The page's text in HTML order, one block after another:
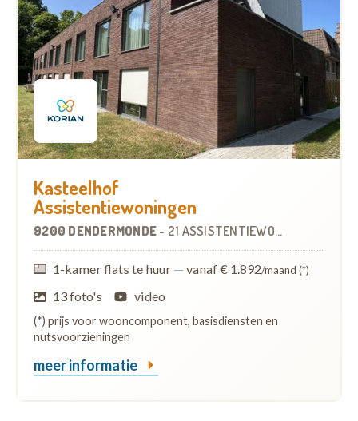
Kasteelhof
Assistentiewoningen
9200 DENDERMONDE - 21 ASSISTENTIEWONINGEN
1-kamer flats te huur — vanaf € 1.892/maand (*)
13 foto's video
(*) prijs voor wooncomponent, basisdiensten en
nutsvoorzieningen
meer informatie